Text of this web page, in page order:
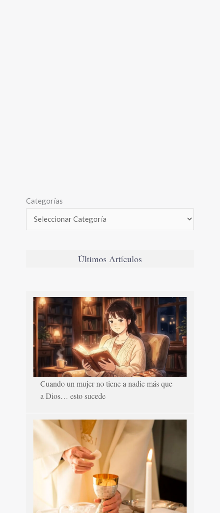
Categorías
Últimos Artículos
Cuando un mujer no tiene a nadie más que
a Dios… esto sucede